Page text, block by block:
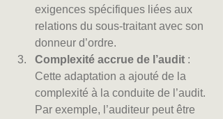
exigences spécifiques liées aux
relations du sous-traitant avec son
donneur d’ordre.
Complexité accrue de l’audit :
Cette adaptation a ajouté de la
complexité à la conduite de l’audit.
Par exemple, l’auditeur peut être